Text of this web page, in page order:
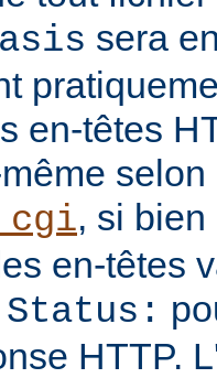
sera
en-têtes
, si
en-têtes
Status:
HTTP.